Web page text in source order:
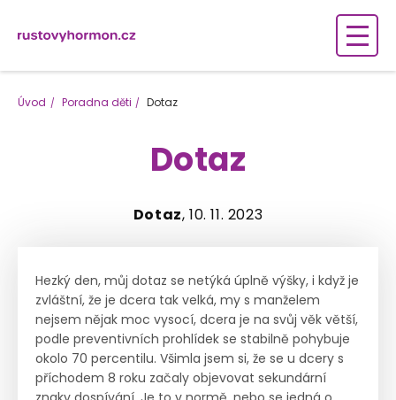
Úvod Poradna děti Dotaz
Dotaz
Dotaz, 10. 11. 2023
Hezký den, můj dotaz se netýká úplně výšky, i když je
zvláštní, že je dcera tak velká, my s manželem
nejsem nějak moc vysocí, dcera je na svůj věk větší,
podle preventivních prohlídek se stabilně pohybuje
okolo 70 percentilu. Všimla jsem si, že se u dcery s
příchodem 8 roku začaly objevovat sekundární